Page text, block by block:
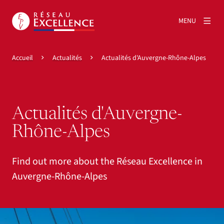
MENU
Accueil Actualités Actualités d'Auvergne-Rhône-Alpes
Actualités d'Auvergne-
Rhône-Alpes
Find out more about the Réseau Excellence in
Auvergne-Rhône-Alpes
Agrandir